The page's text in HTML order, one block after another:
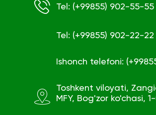
Tel: (+99855) 902-55-55
Tel: (+99855) 902-22-22
Ishonch telefoni:
Toshkent viloyati,
MFY, Bog'zor ko'chasi,